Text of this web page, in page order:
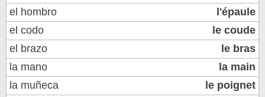
el hombro
l'épaule
el codo
le coude
el brazo
le bras
la mano
la main
la muñeca
le poignet